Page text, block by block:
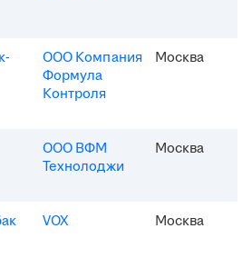
ООО Компания
Формула
Контроля
Москва
ООО ВФМ
Технолоджи
Москва
VOX Москва